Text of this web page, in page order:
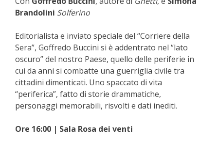
Brandolini Solferino
Editorialista e inviato speciale del “Corriere della
Sera”, Goffredo Buccini si è addentrato nel “lato
oscuro” del nostro Paese, quello delle periferie in
cui da anni si combatte una guerriglia civile tra
cittadini dimenticati. Uno spaccato di vita
“periferica”, fatto di storie drammatiche,
personaggi memorabili, risvolti e dati inediti.
Ore 16:00 | Sala Rosa dei venti